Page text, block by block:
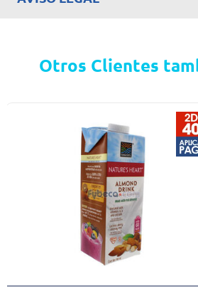
Otros Clientes